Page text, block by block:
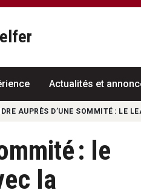
Actualités et
AUPRÈS D’UNE SOMMITÉ : LE
: le
la